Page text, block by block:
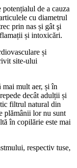
de a cauza
cu diametrul
prin nas și gât şi
și intoxicări.
și
site-ului
mult aer, și în
decât adulții și
filtrul natural din
plămânii lor nu sunt
în copilărie este mai
respectiv tuse,